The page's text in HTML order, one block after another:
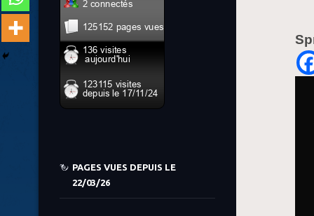
PAGES VUES DEPUIS LE
22/03/26